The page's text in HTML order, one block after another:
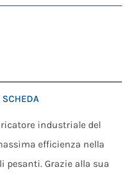
SCHEDA
industriale del
efficienza nella
Grazie alla sua